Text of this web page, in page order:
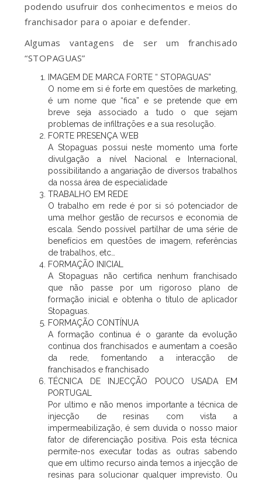
podendo usufruir dos conhecimentos e meios do
franchisador para o apoiar e defender.
Algumas vantagens de ser um franchisado
“STOPAGUAS”
IMAGEM DE MARCA FORTE “ STOPAGUAS”
O nome em si é forte em questões de marketing,
é um nome que “fica” e se pretende que em
breve seja associado a tudo o que sejam
problemas de infiltrações e a sua resolução.
FORTE PRESENÇA WEB
A Stopaguas possui neste momento uma forte
divulgação a nível Nacional e Internacional,
possibilitando a angariação de diversos trabalhos
da nossa área de especialidade
TRABALHO EM REDE
O trabalho em rede é por si só potenciador de
uma melhor gestão de recursos e economia de
escala. Sendo possível partilhar de uma série de
benefícios em questões de imagem, referências
de trabalhos, etc…
FORMAÇÃO INICIAL
A Stopaguas não certifica nenhum franchisado
que não passe por um rigoroso plano de
formação inicial e obtenha o título de aplicador
Stopaguas.
FORMAÇÃO CONTÍNUA
A formação continua é o garante da evolução
continua dos franchisados e aumentam a coesão
da rede, fomentando a interacção de
franchisados e franchisado
TÉCNICA DE INJECÇÃO POUCO USADA EM
PORTUGAL
Por ultimo e não menos importante a técnica de
injecção de resinas com vista a
impermeabilização, é sem duvida o nosso maior
fator de diferenciação positiva. Pois esta técnica
permite-nos executar todas as outras sabendo
que em ultimo recurso ainda temos a injecção de
resinas para solucionar qualquer imprevisto. Ou